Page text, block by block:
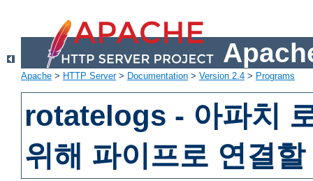
Apache > HTTP Server> Documentation > Version 2.4 > Programs
rotatelogs - 아파치
위해 파이프로 연결